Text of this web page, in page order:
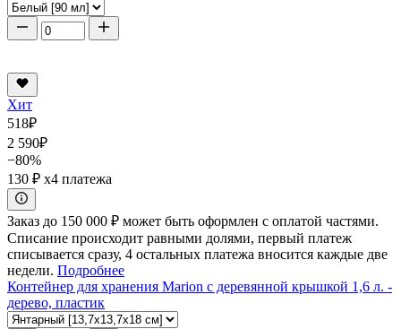
Хит
518₽
2 590₽
−80%
130 ₽ x4 платежа
Заказ до 150 000 ₽ может быть оформлен с оплатой частями.
Списание происходит равными долями, первый платеж
списывается сразу, 4 остальных платежа вносится каждые две
недели. Подробнее
Контейнер для хранения Marion с деревянной крышкой 1,6 л. -
дерево, пластик